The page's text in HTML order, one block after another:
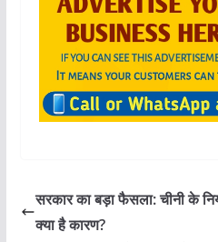
सरकार का बड़ा फैसला: चीनी के
क्या है कारण?